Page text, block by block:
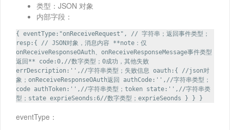
类型：JSON 对象
内部字段：
{ eventType:"onReceiveRequest", // 字符串；返回事件类型；
resp:{ // JSON对象，消息内容 **note：仅
onReceiveResponseOAuth、onReceiveResponseMessage事件类型
返回** code:0,//数字类型；0成功，其他失败
errDescription:'',//字符串类型；失败信息 oauth:{ //json对
象；onReceiveResponseOAuth返回 authCode:'',//字符串类型；
code authToken:'',//字符串类型；token state:'',//字符串类
型；state exprieSeonds:6//数字类型；exprieSeonds } } }
eventType：